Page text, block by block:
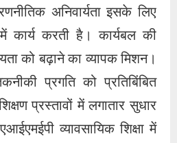
अनिवार्यता इसके लिए
करती है। कार्यबल की
को बढ़ाने का व्यापक मिशन।
प्रगति को प्रतिबिंबित
प्रस्तावों में लगातार सुधार
व्यावसायिक शिक्षा में